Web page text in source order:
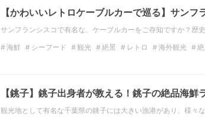
【かわいいレトロケーブルカーで巡る】サンフ
サンフランシスコで有名な、ケーブルカーをご存知ですか？歴
海鮮 シーフード 観光 絶景 レトロ 海外観光
【銚子】銚子出身者が教える！銚子の絶品海鮮
観光地として有名な千葉県の銚子には大きい漁港があり、様々